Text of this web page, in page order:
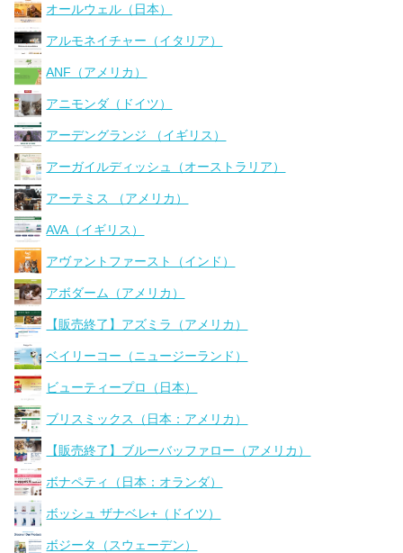
オールウェル（日本）
アルモネイチャー（イタリア）
ANF（アメリカ）
アニモンダ（ドイツ）
アーデングランジ （イギリス）
アーガイルディッシュ（オーストラリア）
アーテミス （アメリカ）
AVA（イギリス）
アヴァントファースト（インド）
アボダーム（アメリカ）
【販売終了】アズミラ（アメリカ）
ベイリーコー（ニュージーランド）
ビューティープロ（日本）
ブリスミックス（日本：アメリカ）
【販売終了】ブルーバッファロー（アメリカ）
ボナペティ（日本：オランダ）
ボッシュ ザナベレ+（ドイツ）
ボジータ（スウェーデン）